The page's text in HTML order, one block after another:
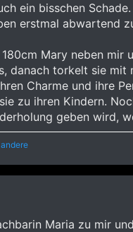
ein bisschen
erstmal abwartend
Mary neben mir
danach torkelt sie
Charme und ihre
zu ihren Kindern.
geben wird,
Maria zu mir